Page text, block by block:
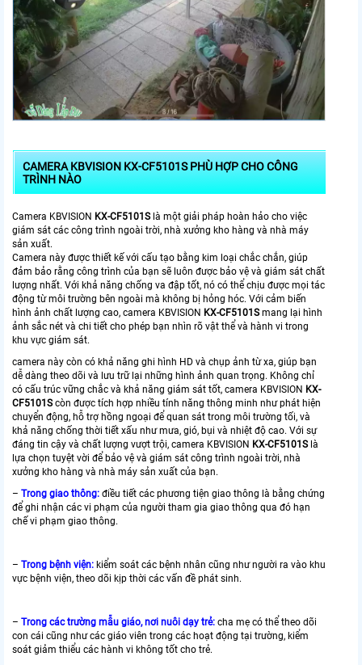
CAMERA KBVISION KX-CF5101S PHÙ HỢP CHO CÔNG
TRÌNH NÀO
Camera KBVISION KX-CF5101Slà một giải pháp hoàn hảo cho việc
giám sát các công trình ngoài trời, nhà xưởng kho hàng và nhà máy
sản xuất.
Camera này được thiết kế với cấu tạo bằng kim loại chắc chắn, giúp
đảm bảo rằng công trình của bạn sẽ luôn được bảo vệ và giám sát chất
lượng nhất. Với khả năng chống va đập tốt, nó có thể chịu được mọi tác
động từ môi trường bên ngoài mà không bị hỏng hóc. Với cảm biến
hình ảnh chất lượng cao, camera KBVISION KX-CF5101Smang lại hình
ảnh sắc nét và chi tiết cho phép bạn nhìn rõ vật thể và hành vi trong
khu vực giám sát.
camera này còn có khả năng ghi hình HD và chụp ảnh từ xa, giúp bạn
dễ dàng theo dõi và lưu trữ lại những hình ảnh quan trọng. Không chỉ
có cấu trúc vững chắc và khả năng giám sát tốt, camera KBVISION KX-
CF5101Scòn được tích hợp nhiều tính năng thông minh như phát hiện
chuyển động, hỗ trợ hồng ngoại để quan sát trong môi trường tối, và
khả năng chống thời tiết xấu như mưa, gió, bụi và nhiệt độ cao. Với sự
đáng tin cậy và chất lượng vượt trội, camera KBVISION KX-CF5101Slà
lựa chọn tuyệt vời để bảo vệ và giám sát công trình ngoài trời, nhà
xưởng kho hàng và nhà máy sản xuất của bạn.
– Trong giao thông: điều tiết các phương tiện giao thông là bằng chứng
để ghi nhận các vi phạm của người tham gia giao thông qua đó hạn
chế vi phạm giao thông.
– Trong bệnh viện: kiểm soát các bệnh nhân cũng như người ra vào khu
vực bệnh viện, theo dõi kịp thời các vấn đề phát sinh.
– Trong các trường mẫu giáo, nơi nuôi dạy trẻ: cha mẹ có thể theo dõi
con cái cũng như các giáo viên trong các hoạt động tại trường, kiểm
soát giảm thiểu các hành vi không tốt cho trẻ.